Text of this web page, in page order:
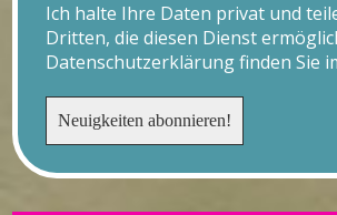
Ich halte Ihre Daten privat und
Dritten, die diesen Dienst
Datenschutzerklärung finden Sie